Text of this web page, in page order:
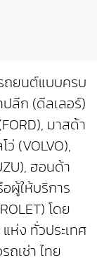
ถยนต์แบบครบ
ลีก (ดีลเลอร์)
มาสด้า
(VOLVO),
ฮอนด้า
อผู้ให้บริการ
โดย
ห่ง ทั่วประเทศ
ถเช่า ไทย